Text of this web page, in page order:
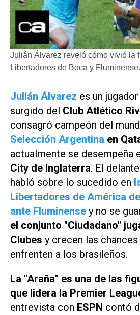
Julián Álvarez reveló cómo vivió la
Libertadores de Boca y Fluminense.
Julián Álvarez es un
surgido del Club Atlético
consagró campeón del
Selección Argentina en
actualmente se desempeña
City de Inglaterra. El
habló sobre lo sucedido en
Libertadores de América
ante Fluminense y no se
el conjunto "Ciudadano"
Clubes y crecen las
enfrenten a los brasileños.
La "Araña" es una de las
que lidera la Premier
entrevista con ESPN contó